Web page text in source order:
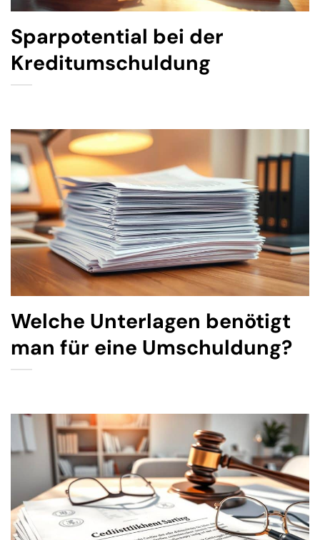
Sparpotential bei der
Kreditumschuldung
Welche Unterlagen benötigt
man für eine Umschuldung?